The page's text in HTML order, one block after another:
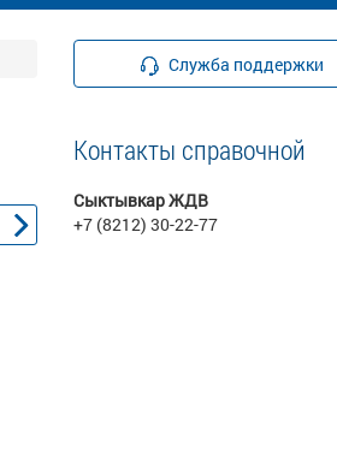
Служба поддержки
Контакты справочной
Сыктывкар ЖДВ
+7 (8212) 30-22-77